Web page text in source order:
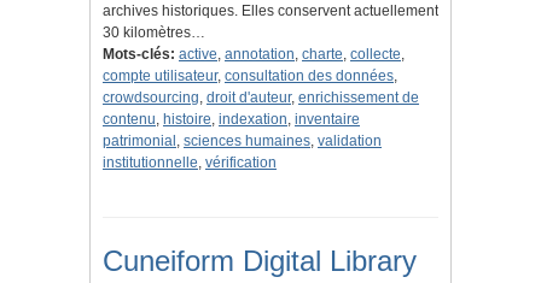
archives historiques. Elles conservent actuellement
30 kilomètres…
Mots-clés: active, annotation, charte, collecte,
compte utilisateur, consultation des données,
crowdsourcing, droit d'auteur, enrichissement de
contenu, histoire, indexation, inventaire
patrimonial , sciences humaines, validation
institutionnelle, vérification
Cuneiform Digital Library